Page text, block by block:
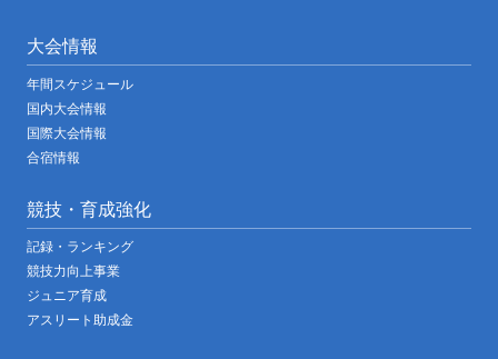
大会情報
年間スケジュール
国内大会情報
国際大会情報
合宿情報
競技・育成強化
記録・ランキング
競技力向上事業
ジュニア育成
アスリート助成金